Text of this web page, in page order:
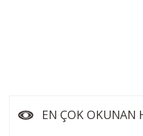
EN ÇOK OKUNAN